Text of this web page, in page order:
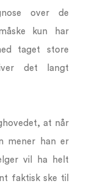
over de
kun har
taget store
det langt
at når
mener han er
vil ha helt
faktisk ske til